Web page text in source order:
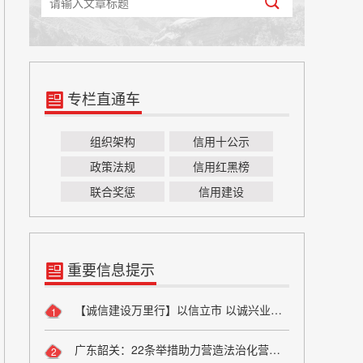
专栏直通车
组织架构
信用十公示
政策法规
信用红黑榜
联合奖惩
信用建设
重要信息提示
【诚信建设万里行】以信立市 以诚兴业——方山县烟草专卖局诚信宣传
1
广东韶关：22条举措助力营造法治化营商环境
2